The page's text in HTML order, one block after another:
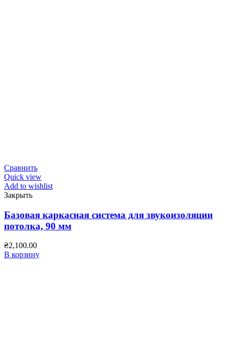
Сравнить
Quick view
Add to wishlist
Закрыть
Базовая каркасная система для звукоизоляции
потолка, 90 мм
₴2,100.00
В корзину